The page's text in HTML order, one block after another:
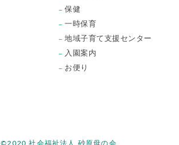
保健
一時保育
地域子育て支援センター
入園案内
お便り
©2020 社会福祉法人 砂原母の会